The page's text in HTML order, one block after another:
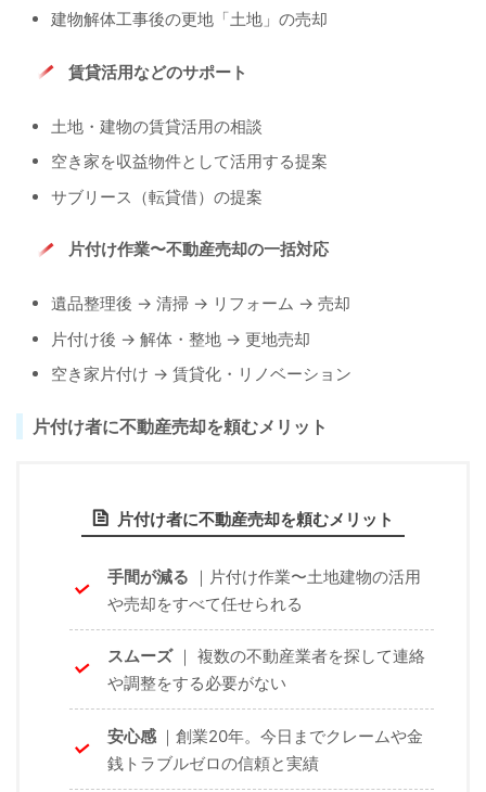
建物解体工事後の更地「土地」の売却
賃貸活用などのサポート
土地・建物の賃貸活用の相談
空き家を収益物件として活用する提案
サブリース（転貸借）の提案
片付け作業〜不動産売却の一括対応
遺品整理後 → 清掃 → リフォーム → 売却
片付け後 → 解体・整地 → 更地売却
空き家片付け → 賃貸化・リノベーション
片付け者に不動産売却を頼むメリット
片付け者に不動産売却を頼むメリット
手間が減る ｜片付け作業〜土地建物の活用
や売却をすべて任せられる
スムーズ｜ 複数の不動産業者を探して連絡
や調整をする必要がない
安心感 ｜創業20年。今日までクレームや金
銭トラブルゼロの信頼と実績